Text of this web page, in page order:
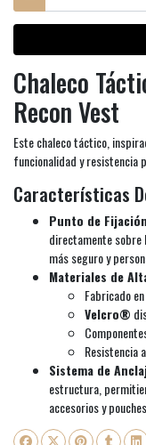
Chaleco
Recon Vest
Este chaleco táctico,
funcionalidad y resistencia
Características
Punto de
directamente sobre
más seguro y
Materiales de
Fabricado en
Velcro®
Resistencia
Sistema de
estructura,
accesorios y